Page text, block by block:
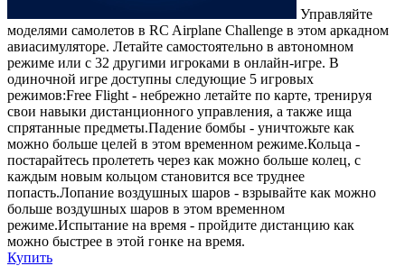
Управляйте
моделями самолетов в RC Airplane Challenge в этом аркадном
авиасимуляторе. Летайте самостоятельно в автономном
режиме или с 32 другими игроками в онлайн-игре. В
одиночной игре доступны следующие 5 игровых
режимов:Free Flight - небрежно летайте по карте, тренируя
свои навыки дистанционного управления, а также ища
спрятанные предметы.Падение бомбы - уничтожьте как
можно больше целей в этом временном режиме.Кольца -
постарайтесь пролететь через как можно больше колец, с
каждым новым кольцом становится все труднее
попасть.Лопание воздушных шаров - взрывайте как можно
больше воздушных шаров в этом временном
режиме.Испытание на время - пройдите дистанцию как
можно быстрее в этой гонке на время.
Купить